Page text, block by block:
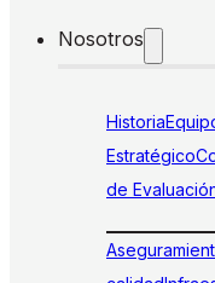
Nosotros
Historia
Estratégico
de